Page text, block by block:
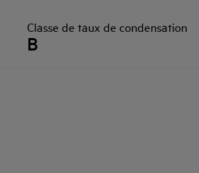
Classe de taux de condensation
B